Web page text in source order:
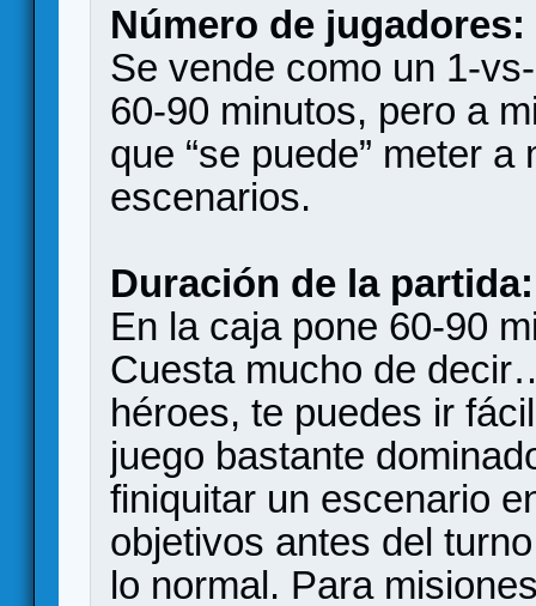
Número de jugadores:
Se vende como un 1-
60-90 minutos, pero a
que “se puede” meter
escenarios.
Duración de la partida:
En la caja pone 60-90
Cuesta mucho de
héroes, te puedes ir
juego bastante
finiquitar un escenario
objetivos antes del
lo normal. Para